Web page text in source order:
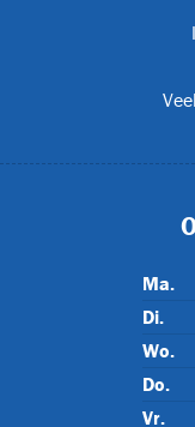
Ma.
Di.
Wo.
Do.
Vr.